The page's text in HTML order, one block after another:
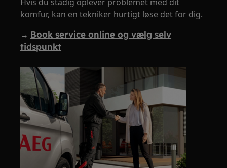
komfur, kan en tekniker hurtigt løse det for dig.
→ Book service online og vælg selv
tidspunkt